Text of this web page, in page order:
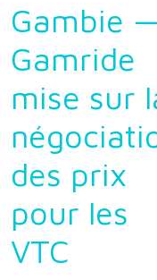
Gambie
Gamride
mise sur
des prix
pour les
VTC